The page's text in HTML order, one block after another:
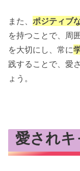
また、 ポジティブ
を持つことで、周
を大切にし、常に
践することで、愛
ょう。
愛され